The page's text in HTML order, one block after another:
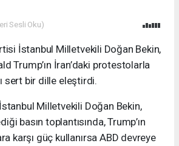
Sesli Oku)
İstanbul Milletvekili Doğan Bekin,
Trump’ın İran’daki protestolarla
sert bir dille eleştirdi.
Milletvekili Doğan Bekin,
basın toplantısında, Trump’ın
karşı güç kullanırsa ABD devreye